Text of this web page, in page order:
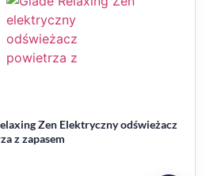
opisie wskazano także
Zen Elektryczny odświeżacz
z zapasem